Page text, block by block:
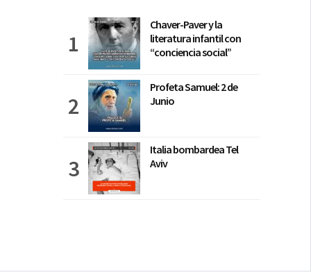
Chaver-Paver y la
literatura infantil con
“conciencia social”
Profeta Samuel: 2 de
Junio
Italia bombardea Tel
Aviv